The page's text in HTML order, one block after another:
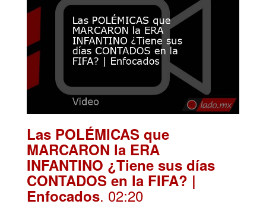
Las POLÉMICAS que
MARCARON la ERA
INFANTINO ¿Tiene sus días
CONTADOS en la FIFA? |
Enfocados. 02:20